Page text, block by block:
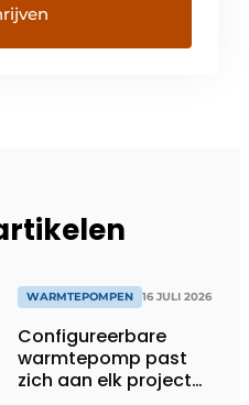
WARMTEPOMPEN 16 JULI 2026
Configureerbare
warmtepomp past
zich aan elk project